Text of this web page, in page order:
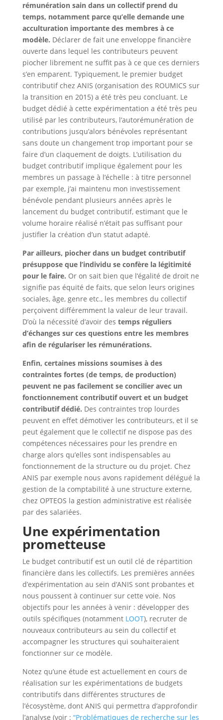
rémunération sain dans un collectif prend du
temps, notamment parce qu’elle demande une
acculturation importante des membres à ce
modèle. Déclarer de fait une enveloppe financière
ouverte dans lequel les contributeurs peuvent
piocher librement ne suffit pas à ce que ces derniers
s’en emparent. Typiquement, le premier budget
contributif chez ANIS (organisation des ROUMICS sur
la transition en 2015) a été très peu concluant. Le
budget dédié à cette expérimentation a été très peu
utilisé par les contributeurs, l’autorémunération de
contributions jusqu’alors bénévoles représentant
sans doute un changement trop important pour se
faire d’un claquement de doigts. L’utilisation du
budget contributif implique également pour les
membres un passage à l’échelle : à titre personnel
par exemple, j’ai maintenu mon investissement
bénévole pendant plusieurs années après le
lancement du budget contributif, estimant que le
volume horaire réalisé n’était pas suffisant pour
justifier la création d’un statut adapté.
Par ailleurs, piocher dans un budget contributif
présuppose que l’individu se confère la légitimité
pour le faire. Or on sait bien que l’égalité de droit ne
signifie pas équité de faits, que selon leurs origines
sociales, âge, genre etc., les membres du collectif
perçoivent différemment la valeur de leur travail.
D’où la nécessité d’avoir des temps réguliers
d’échanges sur ces questions entre les membres
afin de régulariser les rémunérations.
Enfin, certaines missions soumises à des
contraintes fortes (de temps, de production)
peuvent ne pas facilement se concilier avec un
fonctionnement contributif ouvert et un budget
contributif dédié. Des contraintes trop lourdes
peuvent en effet démotiver les contributeurs, et il se
peut également que le collectif ne dispose pas des
compétences nécessaires pour les prendre en
charge alors qu’elles sont indispensables au
fonctionnement de la structure ou du projet. Chez
ANIS par exemple nous avons rapidement délégué la
gestion de la comptabilité à une structure externe,
chez OPTEOS la gestion administrative est réalisée
par des salariées.
Une expérimentation
prometteuse
Le budget contributif est un outil clé de répartition
financière dans les collectifs. Les premières années
d’expérimentation au sein d’ANIS sont probantes et
nous poussent à continuer sur cette voie. Nos
objectifs pour les années à venir : développer des
outils spécifiques (notamment LOOT), recruter de
nouveaux contributeurs au sein du collectif et
accompagner les structures qui souhaiteraient
fonctionner sur ce modèle.
Notez qu’une étude est actuellement en cours de
réalisation sur les expérimentations de budgets
contributifs dans différentes structures de
l’écosystème, dont ANIS qui permettra d’approfondir
l’analyse (voir : “Problématiques de recherche sur les